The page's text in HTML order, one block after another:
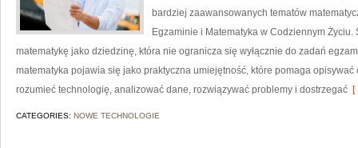
bardziej zaawansowanych tematów
Egzaminie i Matematyka w Codziennym
matematykę jako dziedzinę, która nie ogranicza się wyłącznie do zadań
matematyka pojawia się jako praktyczna umiejętność, które pomaga
rozumieć technologię, analizować dane, rozwiązywać problemy i dostrzegać [
CATEGORIES: NOWE TECHNOLOGIE